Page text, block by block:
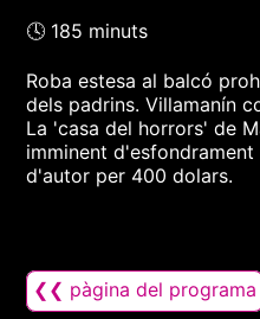
🕓 185 minuts
Roba estesa al balcó
dels padrins. Villamanín
La 'casa del horrors' de
imminent d'esfondrament
d'autor per 400 dolars.
❮❮ pàgina del programa